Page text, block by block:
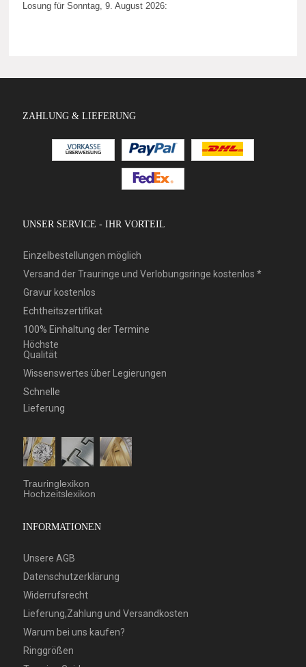
Losung für Sonntag, 9. August 2026:
ZAHLUNG & LIEFERUNG
UNSER SERVICE - IHR VORTEIL
Einzelbestellungen möglich
Versand der Trauringe und Verlobungsringe kostenlos *
Gravur kostenlos
Echtheitszertifikat
100% Einhaltung der Termine
Höchste
Qualität
Wissenswertes über Legierungen
Schnelle
Lieferung
Trauringlexikon
Hochzeitslexikon
INFORMATIONEN
Unsere AGB
Datenschutzerklärung
Widerrufsrecht
Lieferung,Zahlung und Versandkosten
Warum bei uns kaufen?
Ringgrößen